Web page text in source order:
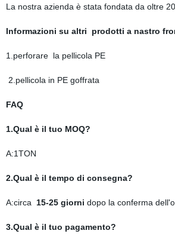
La nostra azienda è stata fondata da oltre
Informazioni su altri prodotti a nastro
1.perforare la pellicola PE
2.pellicola in PE goffrata
FAQ
1.Qual è il tuo MOQ?
A:1TON
2.Qual è il tempo di consegna?
A:circa 15-25 giorni dopo la conferma
3.Qual è il tuo pagamento?